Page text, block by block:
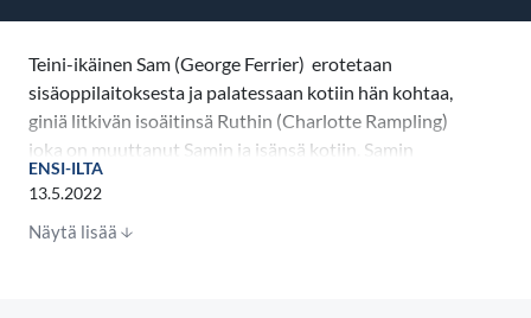
Teini-ikäinen Sam (George Ferrier) erotetaan
sisäoppilaitoksesta ja palatessaan kotiin hän kohtaa,
giniä litkivän isoäitinsä Ruthin (Charlotte Rampling)
joka on muuttanut Samin ja isänsä kotiin. Samin
täytyy alkaa huolehtia isoäidistään. Syntyy
ainutlaatuinen tahtojen taistelu, jonka johdosta
heidän molempien elämä saa uuden merkityksen.
ENSI-ILTA
13.5.2022
Näytä lisää